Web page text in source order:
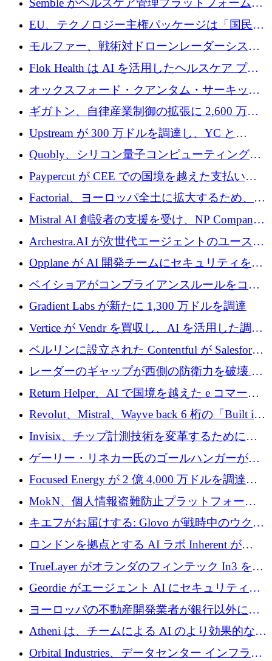
Semble がヘルスケア管理プラットフォームを
拡大するためにシリーズ C で 3,000 万ポンド
を調達
EU、テクノロジー主権パッケージは「国民の
保護」に関するものだと発言
モルファー、戦術対ドローンレーダーシステ
ムを最前線に近づけるために150万ユーロを調
Flok Health は AI を活用したヘルスケア プラ
ットフォームの成長に 1,250 万ドルを投資
オックスフォード・クアンタム・サーキット
が「成人向け」2億6,000万ポンドの資金調達
ラウンドを獲得
ギガトン、自律産業制御の拡張に 2,600 万ド
ルを調達
Upstream が 300 万ドルを調達し、YC と
Xavier Niel が支援する共同 AI 受信箱を立ち上
げる
Quobly、シリコン量子コンピューティングの
商用化のためにシリーズ A で 1 億 1,500 万ユ
ーロを調達
Paypercut が CEE での国境を越えた支払いを
拡大するために 500 万ユーロを確保
Factorial、ヨーロッパ全土に拡大するため、25
億ドルの評価額で1億5,000万ドルのシリーズD
Mistral AI 創設者の支援を受け、NP Company
がエンジニアリング向け AI を推進するために
600 万ユーロのプレシードを確保
Archestra.AI が次世代エージェントのユースケ
ースを実現するために 1,000 万ドルを調達
Opplane が AI 開発チームにセキュリティをも
たらすために 450 万ユーロを調達
ベイショアがコンプライアンスルールをコー
ド化するために800万ドルを調達
Gradient Labs が新たに 1,300 万ドルを調達
Vertice が Vendr を買収し、AI を活用した調達
インテリジェンス プラットフォームを構築
ベルリンに設立された Contentful が Salesforce
に買収される
レーダーのギャップが西側の防衛力を破壊 —
そしてベルリンのチップスタートアップがそ
れを埋める
Return Helper、AI で国境を越えた e コマース
の返品を利益に変えるシリーズ A で 400 万ド
ルを調達
Revolut、Mistral、Wayve back 6 桁の「Built in
Europe」キャンペーン
Invisix、チップ計測技術を変革するために
2,000 万ユーロのシードラウンドを完了
ゲーリー・リネカー氏のゴールハンガーがVC
事業を開始
Focused Energy が 2 億 4,000 万ドルを調達、
TrueLayer が In3 を買収、ロンドンが首位の座
を奪還
MokN、個人情報盗難防止プラットフォーム
の成長のためにシリーズ A で 1,500 万ドルを
調達
キエフがお届けする: Glovo が戦時中のウクラ
イナで最も急速に成長する市場の 1 つをどの
ように拡大したか
ロンドンを拠点とする AI ラボ Inherent が
5,000 万ドルの資金調達でステルスから浮上
TrueLayer がオランダのフィンテック In3 を買
収、チェックアウト時にクレジットを提供
Geordie がエージェント AI にセキュリティと
ガバナンスをもたらすために 3,000 万ドルを
ヨーロッパの不動産開発業者が銀行以外にも
目を向けているため、InRentoの資金調達額は
1億ユーロを突破
Atheni は、チームによる AI のより効果的な使
用を支援するために 35 万ポンドを確保
Orbital Industries、データセンター インフラス